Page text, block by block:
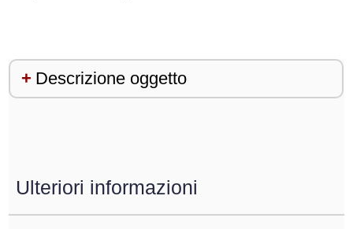
Descrizione oggetto
Ulteriori informazioni